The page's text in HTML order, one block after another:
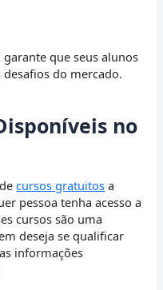
garante que seus alunos
do mercado.
no
decursos gratuitos a
pessoa tenha acesso a
cursos são uma
deseja se qualificar
informações